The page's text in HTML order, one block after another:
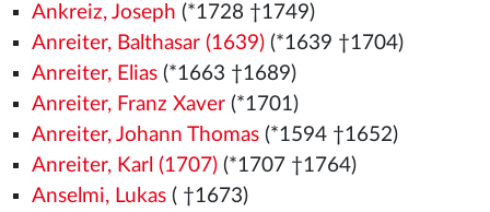
Ankreiz, Joseph (*1728 †1749)
Anreiter, Balthasar (1639)(*1639 †1704)
Anreiter, Elias(*1663 †1689)
Anreiter, Franz Xaver(*1701)
Anreiter, Johann Thomas(*1594 †1652)
Anreiter, Karl (1707)(*1707 †1764)
Anselmi, Lukas( †1673)